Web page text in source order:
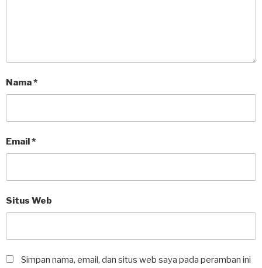
Nama*
Email*
Situs Web
Simpan nama, email, dan situs web saya pada peramban ini